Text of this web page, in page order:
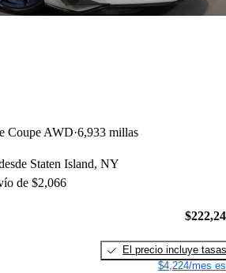
Coupe AWD 6,933 millas
Staten Island, NY
de $2,066
El precio incluye tasas
$4,224/mes